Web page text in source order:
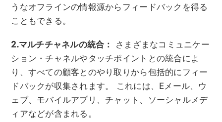
うなオフラインの情報源からフィードバックを得る
こともできる。
2.マルチチャネルの統合： さまざまなコミュニケー
ション・チャネルやタッチポイントとの統合によ
り、すべての顧客とのやり取りから包括的にフィー
ドバックが収集されます。 これには、Eメール、ウ
ェブ、モバイルアプリ、チャット、ソーシャルメデ
ィアなどが含まれる。